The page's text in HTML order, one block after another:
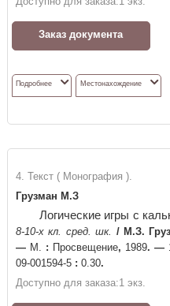
Заказ документа
Подробнее Местонахождение
4. Текст ( Монография ).
Грузман М.З
Логические игры с
8-10-х кл. сред. шк. / М.З.
—М. : Просвещение, 1989. —
09-001594-5 : 0.30.
Доступно для заказа:1 экз.